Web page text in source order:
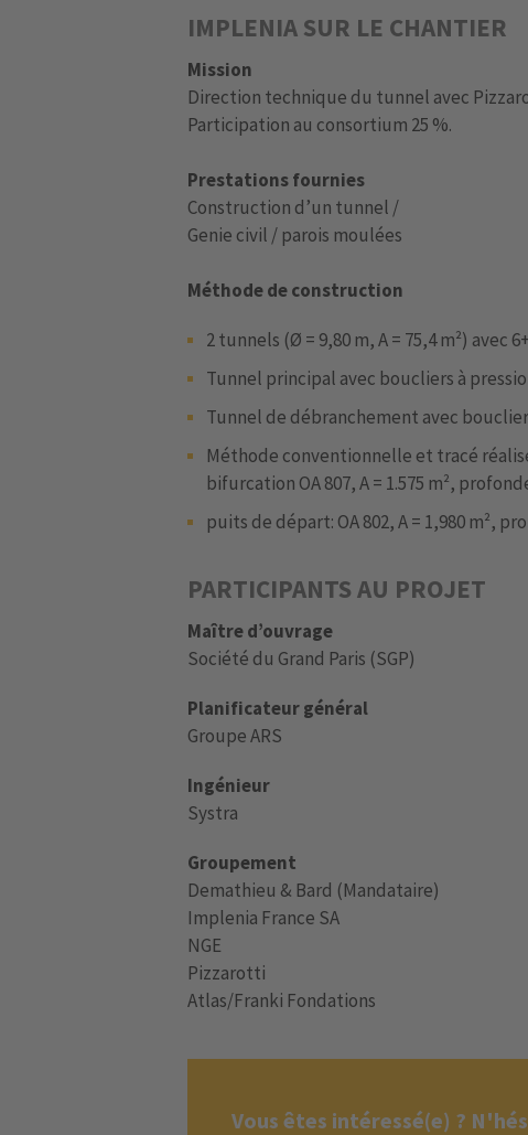
IMPLENIA SUR LE CHANTIER
Mission
Direction technique du tunnel avec
Participation au consortium 25 %.
Prestations fournies
Construction d’un tunnel /
Genie civil / parois moulées
Méthode de construction
2 tunnels (Ø = 9,80 m, A = 75,4 m²) avec
Tunnel principal avec boucliers à
Tunnel de débranchement avec
Méthode conventionnelle et tracé
bifurcation OA 807, A = 1.575 m²,
puits de départ: OA 802, A = 1,980 m²,
PARTICIPANTS AU PROJET
Maître d’ouvrage
Société du Grand Paris (SGP)
Planificateur général
Groupe ARS
Ingénieur
Systra
Groupement
Demathieu & Bard (Mandataire)
Implenia France SA
NGE
Pizzarotti
Atlas/Franki Fondations
Vous êtes intéressé(e) ?